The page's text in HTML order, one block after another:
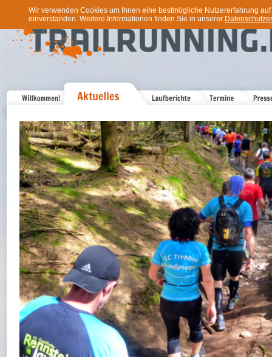
Wir verwenden Cookies um Ihnen eine bestmögliche Nutzererfahrung
einverstanden. Weitere Informationen finden Sie in unserer